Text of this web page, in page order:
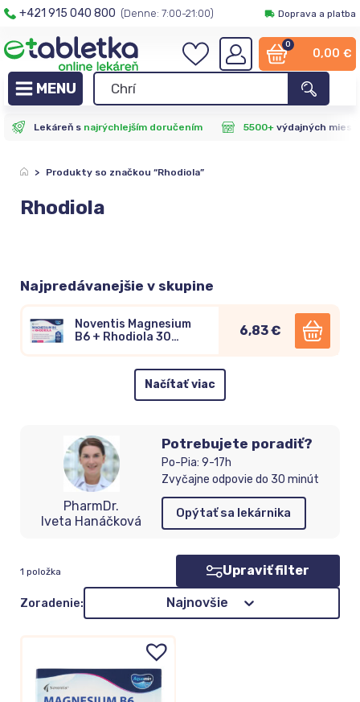
+421 915 040 800 (Denne: 7:00-21:00) Doprava a platba
0
0,00 €
Lekáreň s najrýchlejším doručením 5500+výdajných miest
> Produkty so značkou “Rhodiola”
Rhodiola
Najpredávanejšie v skupine
Noventis Magnesium
B6 + Rhodiola 30
6,83 €
Načítať viac
PharmDr.
Iveta Hanáčková
Potrebujete poradiť?
Po-Pia: 9-17h
Zvyčajne odpovie do 30 minút
Opýtať sa lekárnika
Zoradenie: Najnovšie
1 položka Upraviť filter